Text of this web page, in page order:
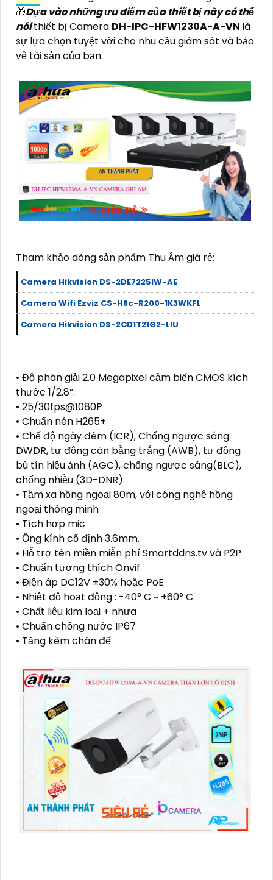
🎁Dựa vào những ưu điểm của thiết bị này có thể
nóithiết bị Camera DH-IPC-HFW1230A-A-VN là
sự lựa chọn tuyệt vời cho nhu cầu giám sát và bảo
vệ tài sản của bạn.
Tham khảo dòng sản phẩm Thu Âm giá rẻ:
Camera Hikvision DS-2DE7225IW-AE
Camera Wifi Ezviz CS-H8c-R200-1K3WKFL
Camera Hikvision DS-2CD1T21G2-LIU
• Độ phân giải 2.0 Megapixel cảm biến CMOS kích
thước 1/2.8”.
• 25/30fps@1080P
• Chuẩn nén H265+
• Chế độ ngày đêm (ICR), Chống ngược sáng
DWDR, tự động cân bằng trắng (AWB), tự động
bù tín hiệu ảnh (AGC), chống ngược sáng(BLC),
chống nhiễu (3D-DNR).
• Tầm xa hồng ngoại 80m, với công nghệ hồng
ngoại thông minh
• Tích hợp mic
• Ống kính cố định 3.6mm.
• Hỗ trợ tên miền miễn phí Smartddns.tv và P2P
• Chuẩn tương thích Onvif
• Điện áp DC12V ±30% hoặc PoE
• Nhiệt độ hoạt động : -40° C ~ +60° C.
• Chất liệu kim loại + nhựa
• Chuẩn chống nước IP67
• Tặng kèm chân đế